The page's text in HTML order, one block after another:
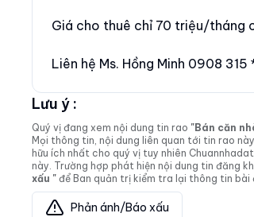
Giá cho thuê chỉ 70 triệu/tháng
Liên hệ Ms. Hồng Minh 0908 315
Lưu ý :
Quý vị đang xem nội dung tin rao "Bán căn
Mọi thông tin, nội dung liên quan tới tin rao
hữu ích nhất cho quý vị tuy nhiên
này. Trường hợp phát hiện nội dung tin đăng
xấu " để Ban quản trị kiểm tra lại thông tin bài
Phản ánh/Báo xấu